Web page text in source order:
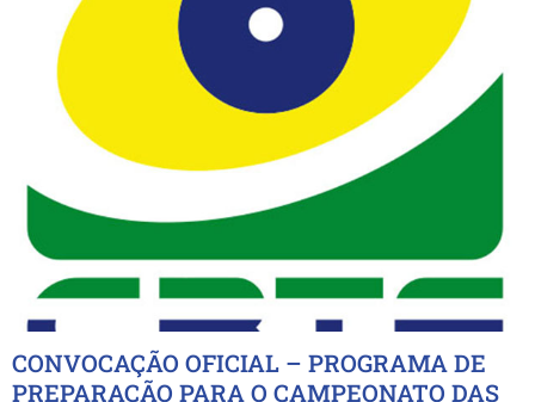
CONVOCAÇÃO OFICIAL – PROGRAMA DE
PREPARAÇÃO PARA O CAMPEONATO DAS